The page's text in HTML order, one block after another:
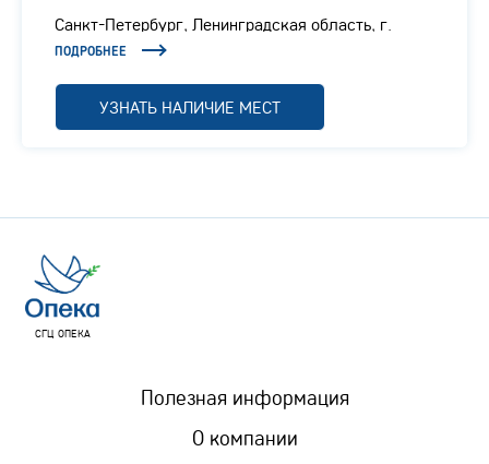
Санкт-Петербург, Ленинградская область, г.
Отрадное, Ленинградское шоссе, 1/1
ПОДРОБНЕЕ
УЗНАТЬ НАЛИЧИЕ МЕСТ
СГЦ ОПЕКА
Полезная информация
О компании